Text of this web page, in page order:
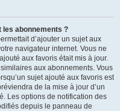
abonnements ?
d’ajouter un sujet aux
navigateur internet. Vous ne
aux favoris était mis à jour.
aux abonnements. Vous
sujet ajouté aux favoris est
de la mise à jour d’un
Les options de notification des
depuis le panneau de